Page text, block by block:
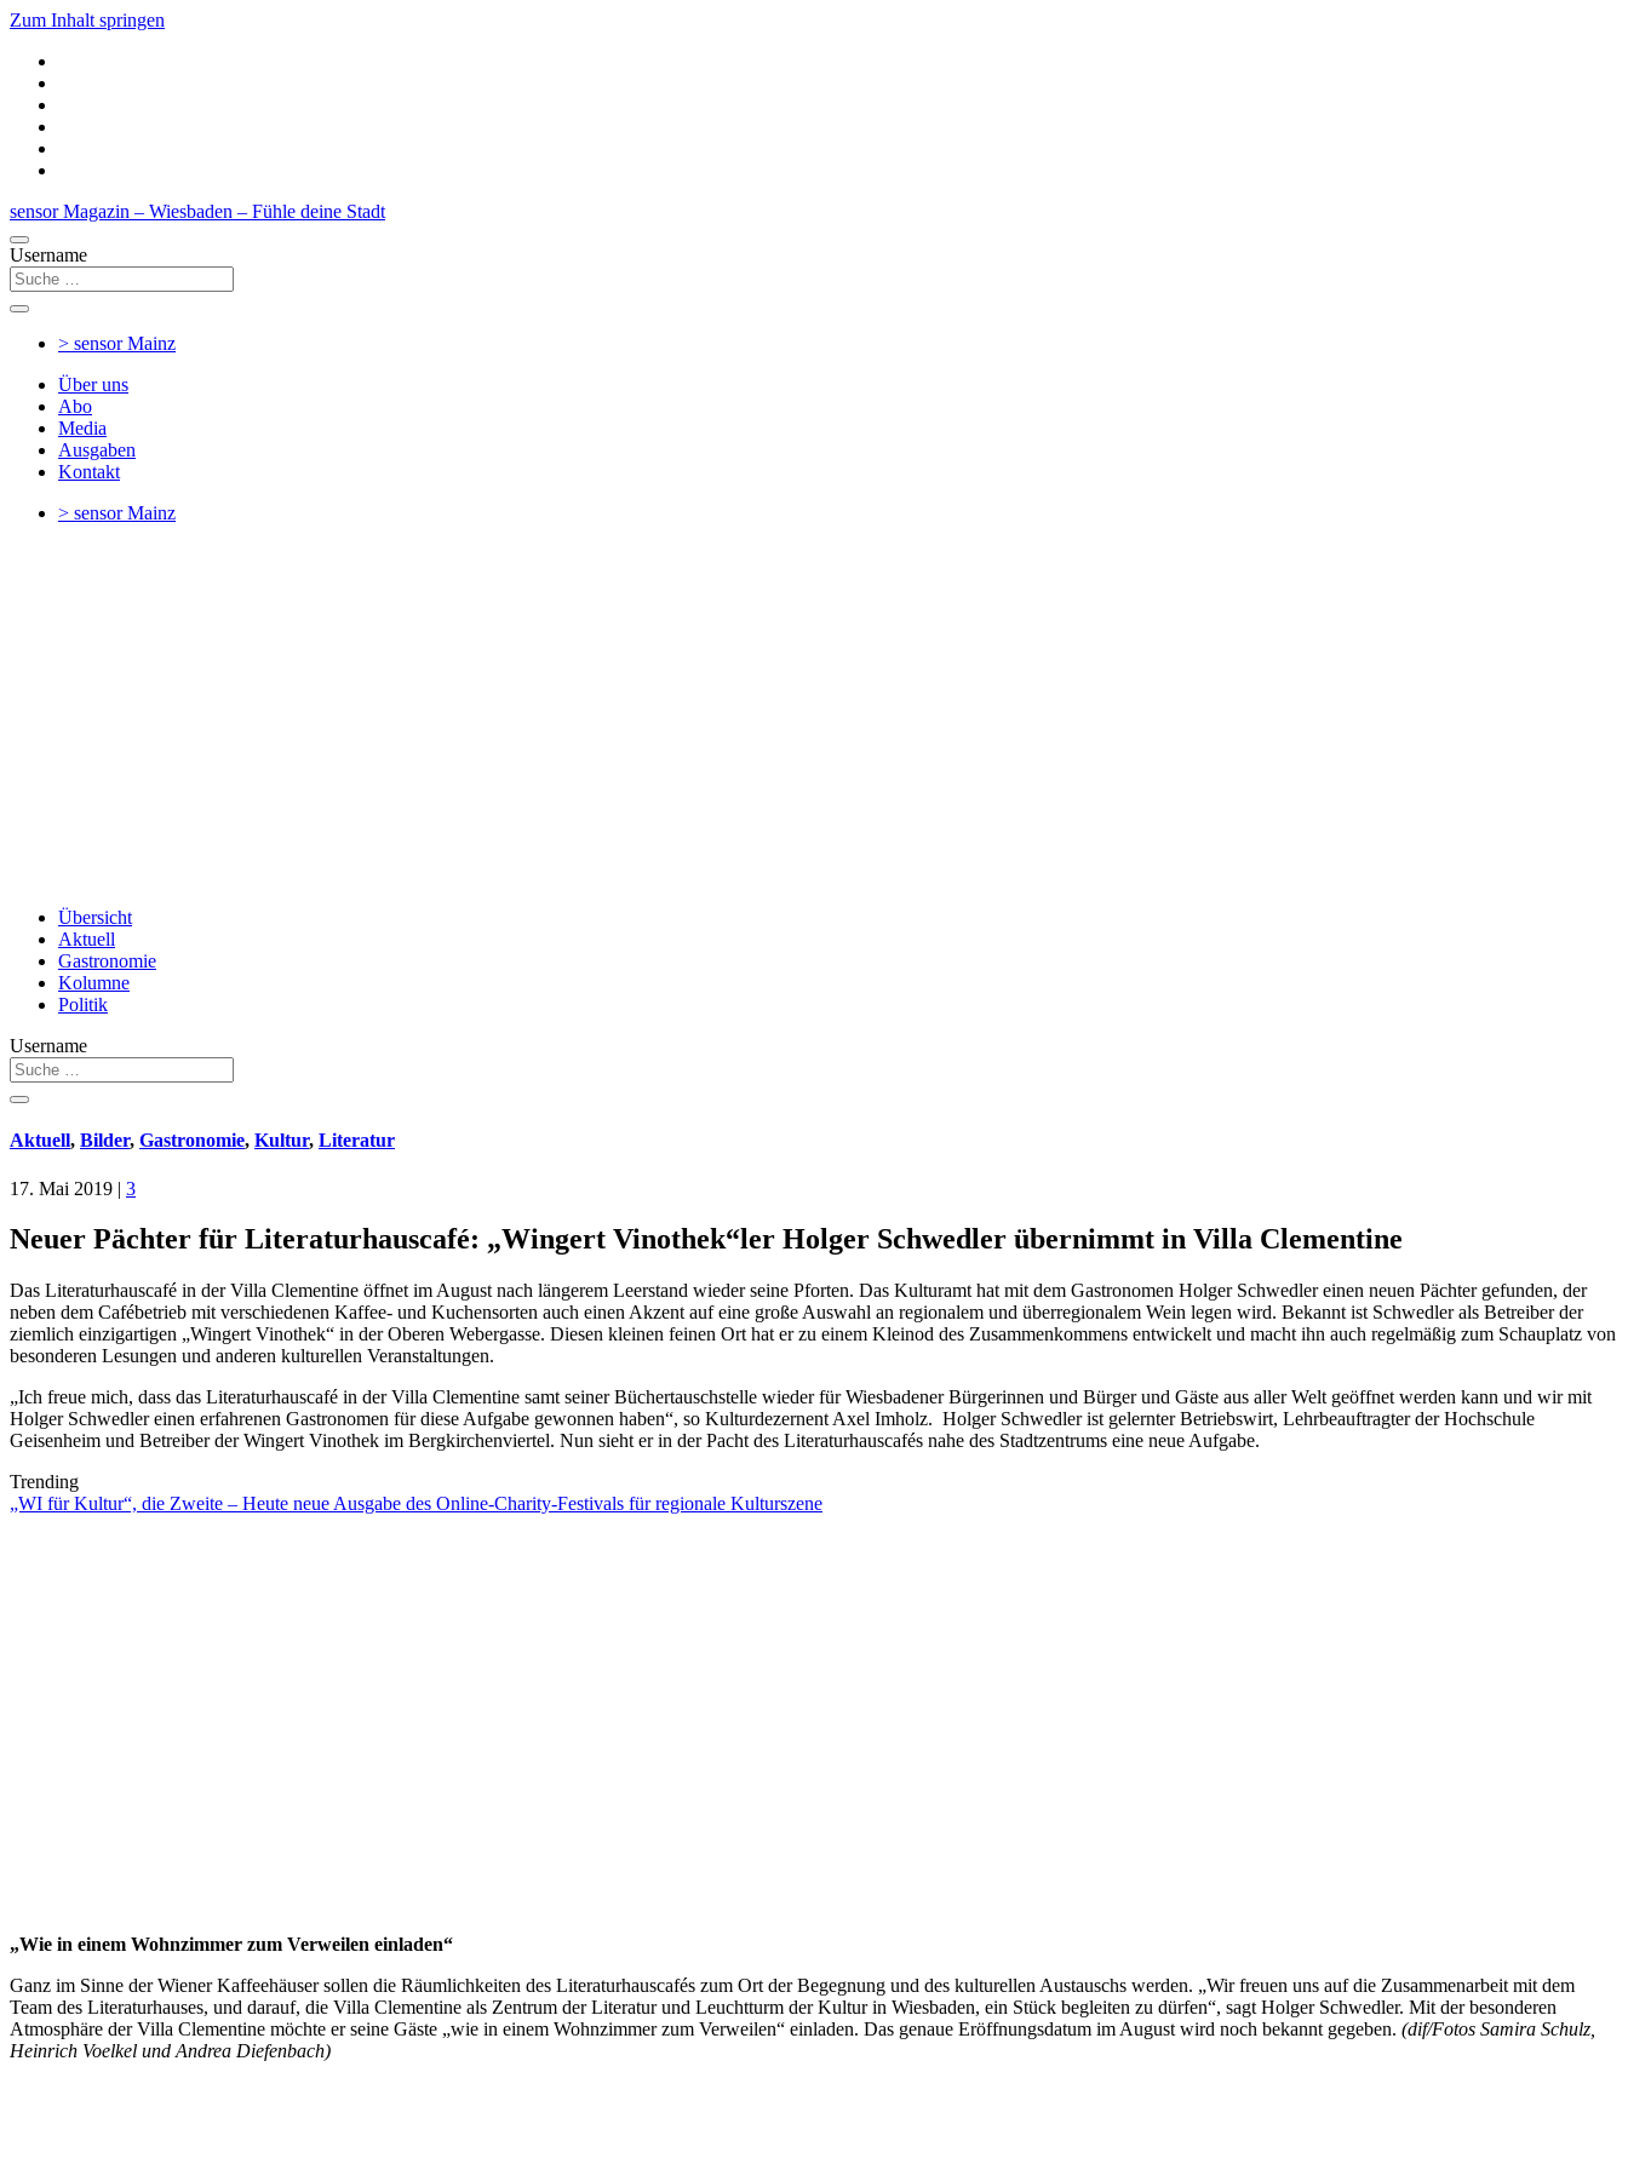
Zum Inhalt springen
sensor Magazin – Wiesbaden – Fühle deine Stadt
Username
> sensorMainz
Über uns
Abo
Media
Ausgaben
Kontakt
> sensorMainz
Übersicht
Aktuell
Gastronomie
Kolumne
Politik
Username
Aktuell, Bilder, Gastronomie, Kultur, Literatur
17. Mai 2019 | 3
Neuer Pächter für Literaturhauscafé: „Wingert Vinothek“ler Holger Schwedler übernimmt in Villa Clementine
Das Literaturhauscafé in der Villa Clementine öffnet im August nach längerem Leerstand wieder seine Pforten. Das Kulturamt hat mit dem Gastronomen Holger Schwedler einen neuen Pächter gefunden, der
neben dem Cafébetrieb mit verschiedenen Kaffee- und Kuchensorten auch einen Akzent auf eine große Auswahl an regionalem und überregionalem Wein legen wird. Bekannt ist Schwedler als Betreiber der
ziemlich einzigartigen „Wingert Vinothek“ in der Oberen Webergasse. Diesen kleinen feinen Ort hat er zu einem Kleinod des Zusammenkommens entwickelt und macht ihn auch regelmäßig zum Schauplatz von
besonderen Lesungen und anderen kulturellen Veranstaltungen.
„Ich freue mich, dass das Literaturhauscafé in der Villa Clementine samt seiner Büchertauschstelle wieder für Wiesbadener Bürgerinnen und Bürger und Gäste aus aller Welt geöffnet werden kann und wir mit
Holger Schwedler einen erfahrenen Gastronomen für diese Aufgabe gewonnen haben“, so Kulturdezernent Axel Imholz. Holger Schwedler ist gelernter Betriebswirt, Lehrbeauftragter der Hochschule
Geisenheim und Betreiber der Wingert Vinothek im Bergkirchenviertel. Nun sieht er in der Pacht des Literaturhauscafés nahe des Stadtzentrums eine neue Aufgabe.
Trending
„WI für Kultur“, die Zweite – Heute neue Ausgabe des Online-Charity-Festivals für regionale Kulturszene
„Wie in einem Wohnzimmer zum Verweilen einladen“
Ganz im Sinne der Wiener Kaffeehäuser sollen die Räumlichkeiten des Literaturhauscafés zum Ort der Begegnung und des kulturellen Austauschs werden. „Wir freuen uns auf die Zusammenarbeit mit dem
Team des Literaturhauses, und darauf, die Villa Clementine als Zentrum der Literatur und Leuchtturm der Kultur in Wiesbaden, ein Stück begleiten zu dürfen“, sagt Holger Schwedler. Mit der besonderen
Atmosphäre der Villa Clementine möchte er seine Gäste „wie in einem Wohnzimmer zum Verweilen“ einladen. Das genaue Eröffnungsdatum im August wird noch bekannt gegeben. (dif/Fotos Samira Schulz,
Heinrich Voelkel und Andrea Diefenbach)